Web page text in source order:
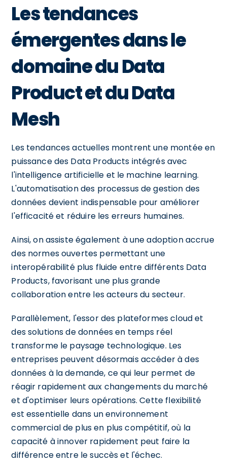
Les tendances
émergentes dans le
domaine du Data
Product et du Data
Mesh
Les tendances actuelles montrent une montée en
puissance des Data Products intégrés avec
l'intelligence artificielle et le machine learning.
L'automatisation des processus de gestion des
données devient indispensable pour améliorer
l'efficacité et réduire les erreurs humaines.
Ainsi, on assiste également à une adoption accrue
des normes ouvertes permettant une
interopérabilité plus fluide entre différents Data
Products, favorisant une plus grande
collaboration entre les acteurs du secteur.
Parallèlement, l'essor des plateformes cloud et
des solutions de données en temps réel
transforme le paysage technologique. Les
entreprises peuvent désormais accéder à des
données à la demande, ce qui leur permet de
réagir rapidement aux changements du marché
et d'optimiser leurs opérations. Cette flexibilité
est essentielle dans un environnement
commercial de plus en plus compétitif, où la
capacité à innover rapidement peut faire la
différence entre le succès et l'échec.